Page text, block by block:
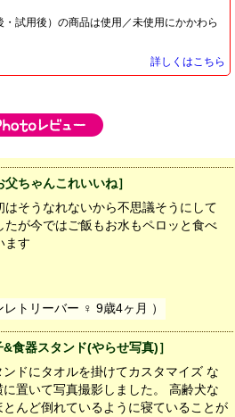
試用後）の商品は使用／未使用にかかわら
詳しくはこちら
父ちゃんこれいいね］
はそうなれないから不思議そうにして
たが今ではご飯もお水もペロッと食べ
ます
トリーバー ♀ 9歳4ヶ月 ）
&食器スタンド(やらせ写真)］
ンドにタオルを掛けてカスタマイズ な
に置いて写真撮影しました。 高齢犬な
とんど倒れているように寝ていることが